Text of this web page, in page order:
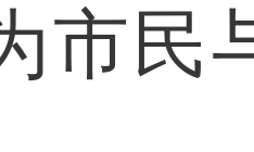
市民